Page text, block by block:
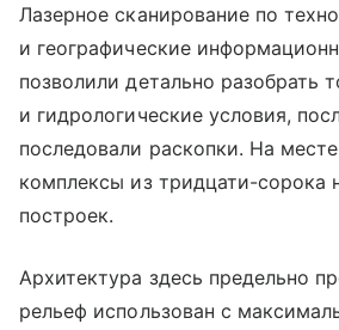
Лазерное сканирование по
и географические
позволили детально разобрать
и гидрологические условия,
последовали раскопки. На
комплексы из тридцати-сорока
построек.
Архитектура здесь предельно
рельеф использован с